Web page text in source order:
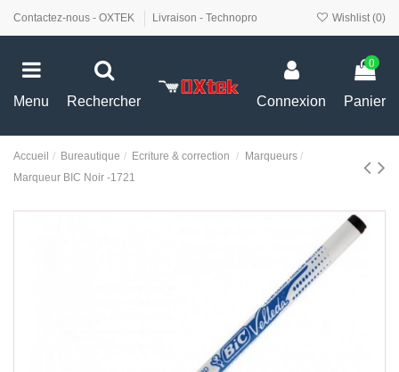
Contactez-nous - OXTEK Livraison - Technopro Wishlist (0)
Menu Rechercher Connexion
0
Panier
Accueil Bureautique Ecriture & correction
Marqueurs
Marqueur BIC Noir -1721